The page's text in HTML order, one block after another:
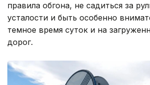
правила обгона, не садиться за
усталости и быть особенно
темное время суток и на
дорог.